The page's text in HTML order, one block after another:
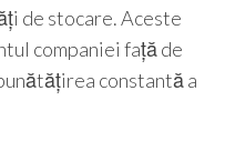
de stocare. Aceste
companiei față de
constantă a